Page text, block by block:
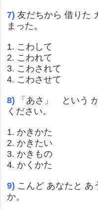
7) 友だちから 借り
まった。
1. こわして
2. こわれて
3. こわされて
4. こわさせて
8) 「あさ」 という
ください。
1. かきかた
2. かきたい
3. かきもの
4. かくかた
9) こんど あなたと
か。